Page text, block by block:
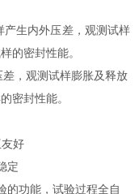
产生内外压差，观测试样
的密封性能。
，观测试样膨胀及释放
密封性能。
好
定
的功能，试验过程全自